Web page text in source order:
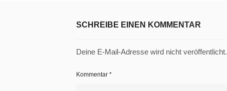
SCHREIBE EINEN KOMMENTAR
Deine E-Mail-Adresse wird nicht veröffentlicht.
Kommentar *